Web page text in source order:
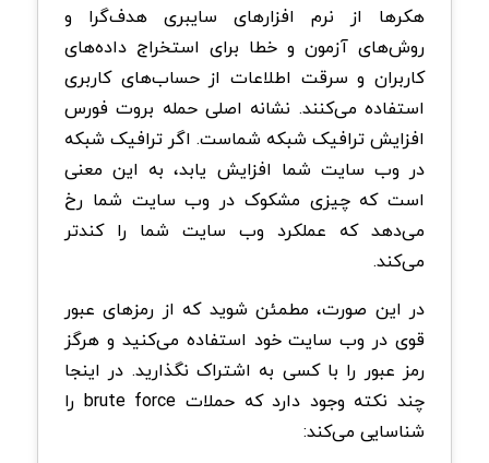
هکرها از نرم افزارهای سایبری هدف‌گرا و
روش‌های آزمون و خطا برای استخراج داده‌های
کاربران و سرقت اطلاعات از حساب‌های کاربری
استفاده می‌کنند. نشانه اصلی حمله بروت فورس
افزایش ترافیک شبکه شماست. اگر ترافیک شبکه
در وب سایت شما افزایش یابد، به این معنی
است که چیزی مشکوک در وب سایت شما رخ
می‌دهد که عملکرد وب سایت شما را کندتر
می‌کند.
در این صورت، مطمئن شوید که از رمزهای عبور
قوی در وب سایت خود استفاده می‌کنید و هرگز
رمز عبور را با کسی به اشتراک نگذارید. در اینجا
چند نکته وجود دارد که حملات brute force را
شناسایی می‌کند: